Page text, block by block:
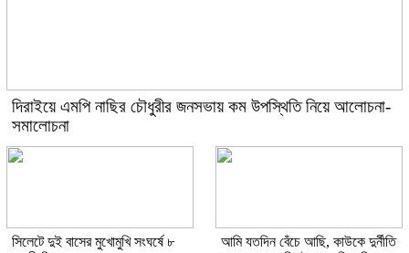
দিরাইয়ে এমপি নাছির চৌধুরীর জনসভায় কম উপস্থিতি নিয়ে আলোচনা-
সমালোচনা
সিলেটে দুই বাসের মুখোমুখি সংঘর্ষে ৮
আমি যতদিন বেঁচে আছি, কাউকে দুর্নীতি